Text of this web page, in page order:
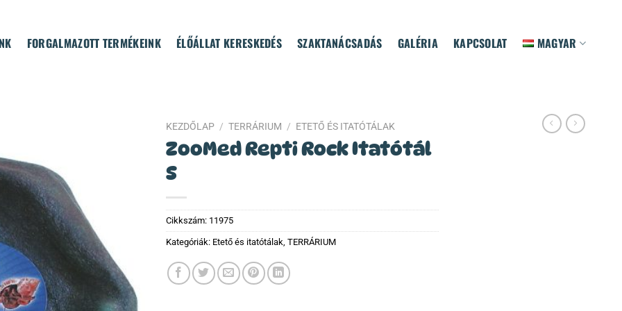
FORGALMAZOTT TERMÉKEINK ÉLŐÁLLAT KERESKEDÉS SZAKTANÁCSADÁS GALÉRIA KAPCSOLAT MAGYAR
KEZDŐLAP / TERRÁRIUM / ETETŐ ÉS ITATÓTÁLAK
ZooMed Repti Rock Itatótál
S
Cikkszám: 11975
Kategóriák: Etető és itatótálak TERRÁRIUM